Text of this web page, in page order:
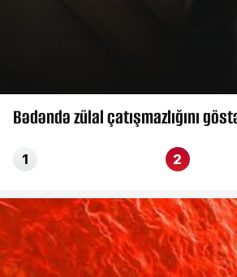
Bədəndə zülal çatışmazlığını
1 2